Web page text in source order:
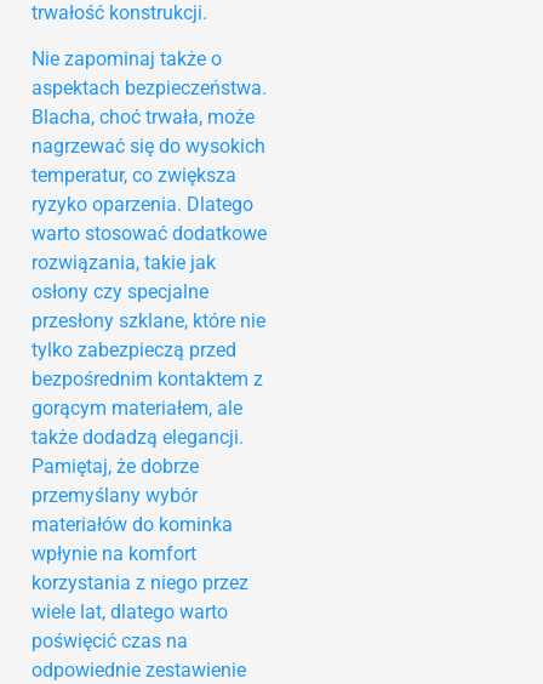
trwałość konstrukcji.
Nie zapominaj także o
aspektach bezpieczeństwa.
Blacha, choć trwała, może
nagrzewać się do wysokich
temperatur, co zwiększa
ryzyko oparzenia. Dlatego
warto stosować dodatkowe
rozwiązania, takie jak
osłony czy specjalne
przesłony szklane, które nie
tylko zabezpieczą przed
bezpośrednim kontaktem z
gorącym materiałem, ale
także dodadzą elegancji.
Pamiętaj, że dobrze
przemyślany wybór
materiałów do kominka
wpłynie na komfort
korzystania z niego przez
wiele lat, dlatego warto
poświęcić czas na
odpowiednie zestawienie